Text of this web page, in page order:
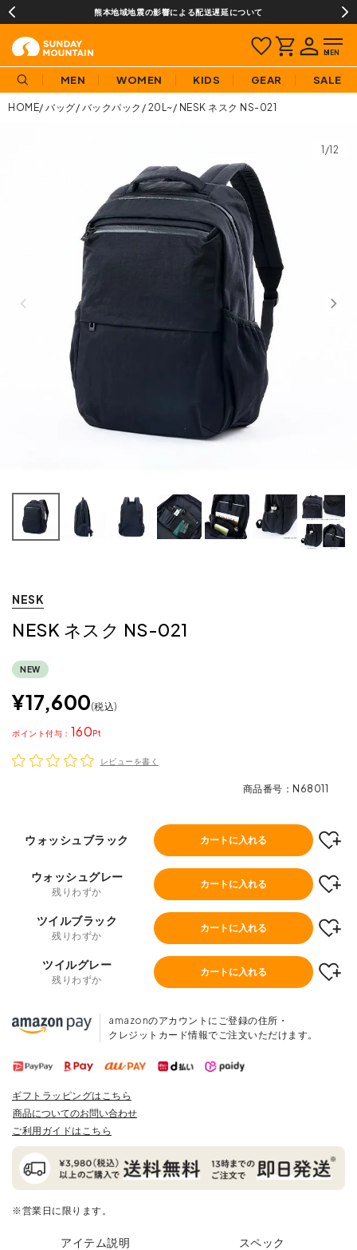
熊本地域地震の影響による配送遅延について
MEN WOMEN KIDS GEAR SALE
HOME バッグ バックパック 20L~ NESK ネスク NS-021
1/12
NESK
NESK ネスク NS-021
NEW
¥17,600 税込
160
ポイント
レビューを書く
商品番号 N68011
ウォッシュブラック カートに入れる
ウォッシュグレー
残りわずか
カートに入れる
ツイルブラック
残りわずか
カートに入れる
ツイルグレー
残りわずか
カートに入れる
amazonのアカウントにご登録の住所・
クレジットカード情報でご注文いただけます。
ギフトラッピングはこちら
商品についてのお問い合わせ
ご利用ガイドはこちら
※営業日に限ります。
アイテム説明 スペック